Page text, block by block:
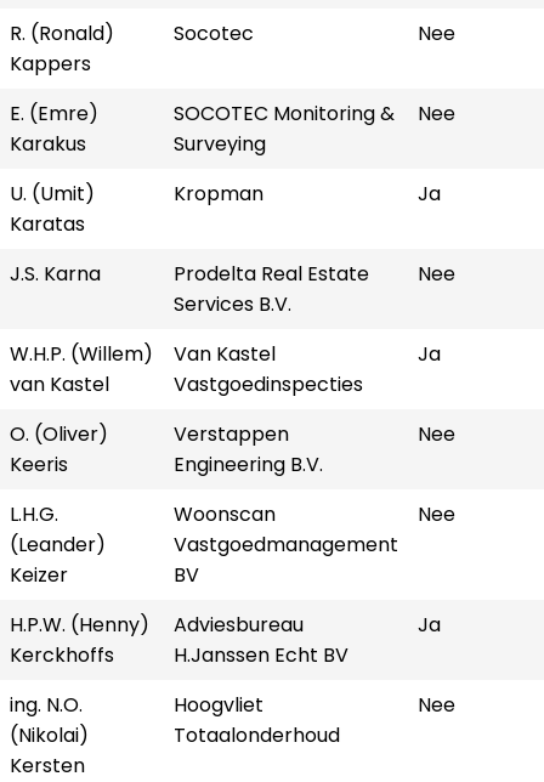
R. (Ronald)
Kappers
Socotec Nee
E. (Emre)
Karakus
SOCOTEC Monitoring &
Surveying
Nee
U. (Umit)
Karatas
Kropman Ja
J.S. Karna
Prodelta Real Estate
Services B.V.
Nee
W.H.P. (Willem)
van Kastel
Van Kastel
Vastgoedinspecties
Ja
O. (Oliver)
Keeris
Verstappen
Engineering B.V.
Nee
L.H.G.
(Leander)
Keizer
Woonscan
Vastgoedmanagement
BV
Nee
H.P.W. (Henny)
Kerckhoffs
Adviesbureau
H.Janssen Echt BV
Ja
ing. N.O.
(Nikolai)
Kersten
Hoogvliet
Totaalonderhoud
Nee